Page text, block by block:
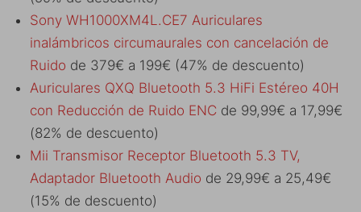
Sony WH1000XM4L.CE7 Auriculares
inalámbricos circumaurales con cancelación de
Ruido de 379€ a 199€ (47% de descuento)
Auriculares QXQ Bluetooth 5.3 HiFi Estéreo 40H
con Reducción de Ruido ENC de 99,99€ a 17,99€
(82% de descuento)
Mii Transmisor Receptor Bluetooth 5.3 TV,
Adaptador Bluetooth Audio de 29,99€ a 25,49€
(15% de descuento)